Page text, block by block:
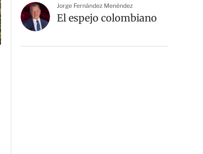
Jorge Fernández Menéndez
El espejo colombiano